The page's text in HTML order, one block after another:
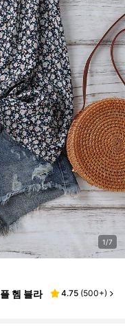
1/7
헴 블라
4.75 (500+)